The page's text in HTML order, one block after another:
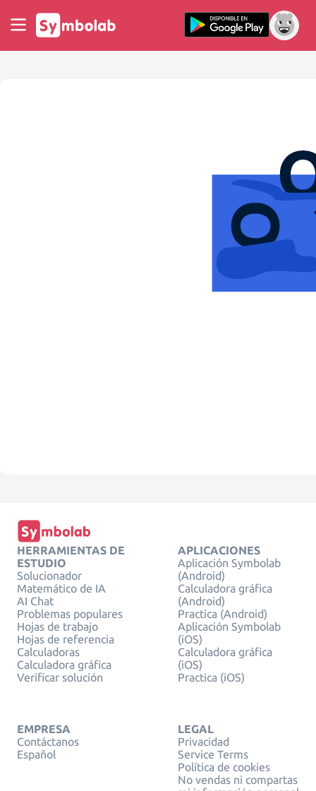
HERRAMIENTAS DE
ESTUDIO
Solucionador
Matemático de IA
AI Chat
Problemas populares
Hojas de trabajo
Hojas de referencia
Calculadoras
Calculadora gráfica
Verificar solución
APLICACIONES
Aplicación Symbolab
(Android)
Calculadora gráfica
(Android)
Practica (Android)
Aplicación Symbolab
(iOS)
Calculadora gráfica
(iOS)
Practica (iOS)
EMPRESA
Contáctanos
Español
LEGAL
Privacidad
Service Terms
Política de cookies
No vendas ni compartas